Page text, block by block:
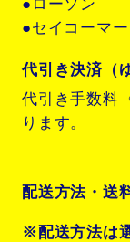
●ローソン
●セイコーマー
代引き決済（
代引き手数料
ります。
配送方法・送
※配送方法は